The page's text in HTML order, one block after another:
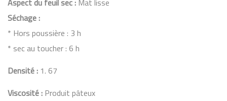
Aspect du feuil sec : Mat lisse
Séchage :
* Hors poussière : 3 h
* sec au toucher : 6 h
Densité : 1. 67
Viscosité : Produit pâteux